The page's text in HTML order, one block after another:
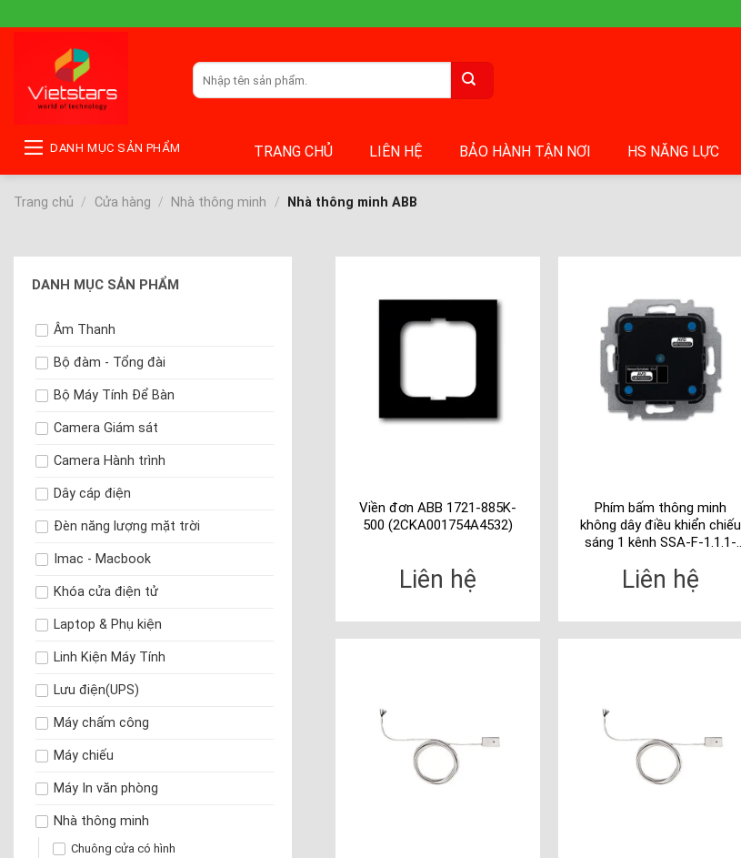
to
Tìm
kiếm:
DANH MỤC SẢN PHẨM TRANG CHỦ LIÊN HỆ BẢO HÀNH TẬN NƠI HS NĂNG LỰC
Trang chủ / Cửa hàng / Nhà thông minh / Nhà thông minh ABB
DANH MỤC SẢN PHẨM
Âm Thanh
Bộ đàm - Tổng đài
Bộ Máy Tính Để Bàn
Camera Giám sát
Camera Hành trình
Dây cáp điện
Đèn năng lượng mặt trời
Imac - Macbook
Khóa cửa điện tử
Laptop & Phụ kiện
Linh Kiện Máy Tính
Lưu điện(UPS)
Máy chấm công
Máy chiếu
Máy In văn phòng
Nhà thông minh
Chuông cửa có hình
Viền đơn ABB 1721-885K-
500 (2CKA001754A4532)
Liên hệ
Phím bấm thông minh
không dây điều khiển chiếu
sáng 1 kênh SSA-F-1.1.1-
Liên hệ